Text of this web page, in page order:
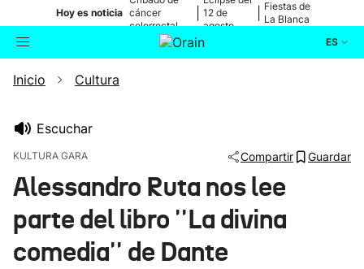
Hoy es noticia cáncer
colorrectal
12 de
agosto
Fiestas de
La Blanca
ES
Buscador
Ikusmiran
Eguraldia
Inicio Cultura
Escuchar
KULTURA GARA Compartir Guardar
Alessandro Ruta nos lee
parte del libro ''La divina
comedia'' de Dante